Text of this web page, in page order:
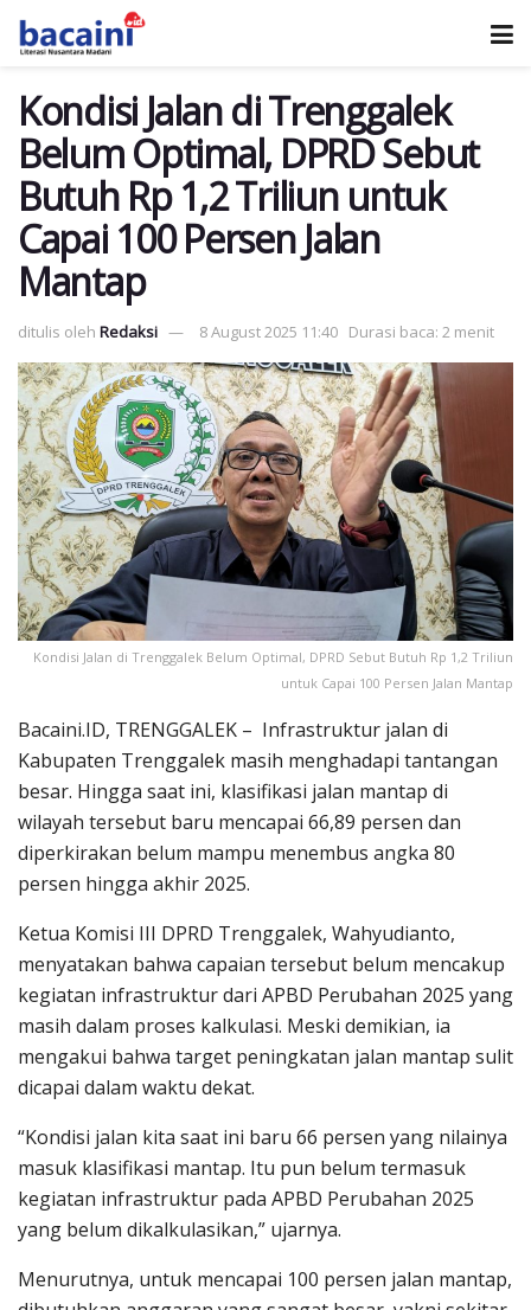
Kondisi Jalan di Trenggalek
Belum Optimal, DPRD Sebut
Butuh Rp 1,2 Triliun untuk
Capai 100 Persen Jalan
Mantap
ditulis oleh Redaksi 8 August 2025 11:40 Durasi baca: 2 menit
Kondisi Jalan di Trenggalek Belum Optimal, DPRD Sebut Butuh Rp 1,2 Triliun
untuk Capai 100 Persen Jalan Mantap
Bacaini.ID, TRENGGALEK – Infrastruktur jalan di
Kabupaten Trenggalek masih menghadapi tantangan
besar. Hingga saat ini, klasifikasi jalan mantap di
wilayah tersebut baru mencapai 66,89 persen dan
diperkirakan belum mampu menembus angka 80
persen hingga akhir 2025.
Ketua Komisi III DPRD Trenggalek, Wahyudianto,
menyatakan bahwa capaian tersebut belum mencakup
kegiatan infrastruktur dari APBD Perubahan 2025 yang
masih dalam proses kalkulasi. Meski demikian, ia
mengakui bahwa target peningkatan jalan mantap sulit
dicapai dalam waktu dekat.
“Kondisi jalan kita saat ini baru 66 persen yang nilainya
masuk klasifikasi mantap. Itu pun belum termasuk
kegiatan infrastruktur pada APBD Perubahan 2025
yang belum dikalkulasikan,” ujarnya.
Menurutnya, untuk mencapai 100 persen jalan mantap,